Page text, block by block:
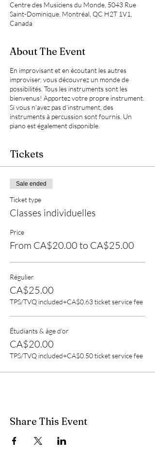
Centre des Musiciens du Monde, 5043 Rue
Saint-Dominique, Montréal, QC H2T 1V1,
Canada
About The Event
En improvisant et en écoutant les autres
improviser, vous découvrez un monde de
possibilités. Tous les instruments sont les
bienvenus! Apportez votre propre instrument.
Si vous n’avez pas d’instrument, des
instruments à percussion sont fournis. Un
piano est également disponible.
Tickets
Sale ended
Ticket type
Classes individuelles
Price
From CA$20.00 to CA$25.00
Régulier
CA$25.00
TPS/TVQ included+CA$0.63 ticket service fee
Étudiants & âge d'or
CA$20.00
TPS/TVQ included+CA$0.50 ticket service fee
Share This Event